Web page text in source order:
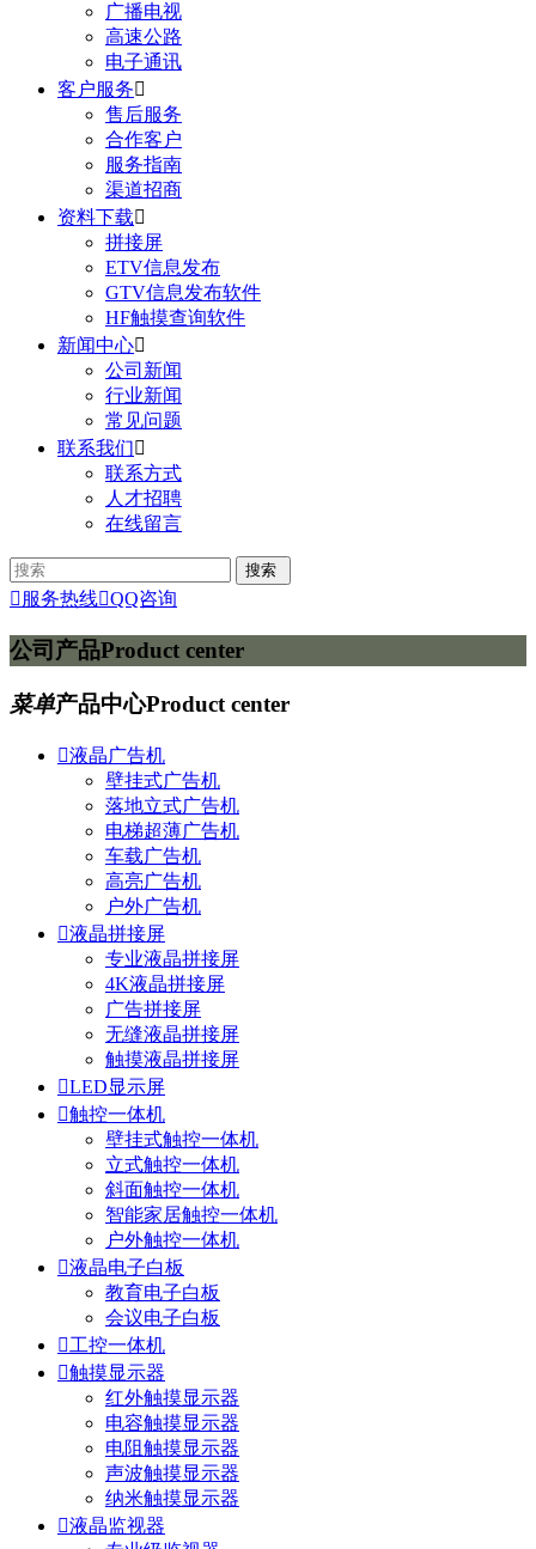
广播电视
高速公路
电子通讯
客户服务
售后服务
合作客户
服务指南
渠道招商
资料下载
拼接屏
ETV信息发布
GTV信息发布软件
HF触摸查询软件
新闻中心
公司新闻
行业新闻
常见问题
联系我们
联系方式
人才招聘
在线留言
 服务热线QQ咨询
公司产品Product center
菜单产品中心Product center
液晶广告机
壁挂式广告机
落地立式广告机
电梯超薄广告机
车载广告机
高亮广告机
户外广告机
液晶拼接屏
专业液晶拼接屏
4K液晶拼接屏
广告拼接屏
无缝液晶拼接屏
触摸液晶拼接屏
LED显示屏
触控一体机
壁挂式触控一体机
立式触控一体机
斜面触控一体机
智能家居触控一体机
户外触控一体机
液晶电子白板
教育电子白板
会议电子白板
工控一体机
触摸显示器
红外触摸显示器
电容触摸显示器
电阻触摸显示器
声波触摸显示器
纳米触摸显示器
液晶监视器